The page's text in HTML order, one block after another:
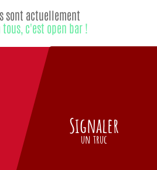
sont actuellement
tous, c'est open bar !
Signaler
un truc